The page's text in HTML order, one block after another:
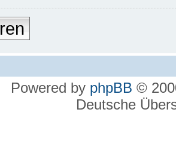
Powered by phpBB ©
Deutsche